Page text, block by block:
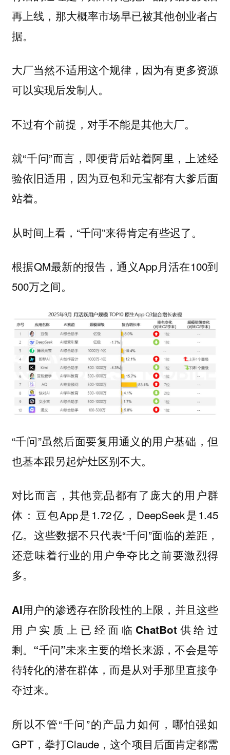
再上线，那大概率市场早已被其他创业者占
据。
大厂当然不适用这个规律，因为有更多资源
可以实现后发制人。
不过有个前提，对手不能是其他大厂。
就“千问”而言，即便背后站着阿里，上述经
验依旧适用，因为豆包和元宝都有大爹后面
站着。
从时间上看，“千问”来得肯定有些迟了。
根据QM最新的报告，通义App月活在100到
500万之间。
“千问”虽然后面要复用通义的用户基础，但
也基本跟另起炉灶区别不大。
对比而言，其他竞品都有了庞大的用户群
体：豆包App是1.72亿，DeepSeek是1.45
亿。这些数据不只代表“千问”面临的差距，
还意味着行业的用户争夺比之前要激烈得
多。
AI用户的渗透存在阶段性的上限，并且这些
用户实质上已经面临ChatBot供给过
剩。“千问”未来主要的增长来源，不会是等
待转化的潜在群体，而是从对手那里直接争
夺过来。
所以不管“千问”的产品力如何，哪怕强如
GPT，拳打Claude，这个项目后面肯定都需